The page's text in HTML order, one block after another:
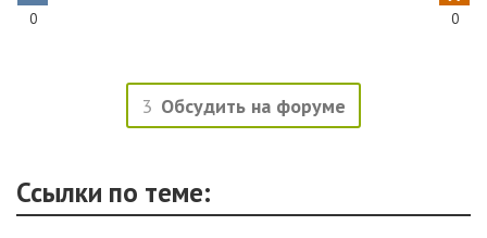
0 0
3 Обсудить на форуме
Ссылки по теме: